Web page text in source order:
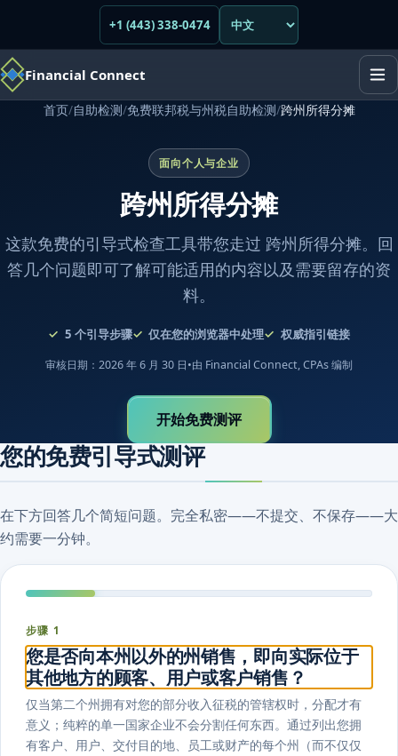
+1 (443) 338-0474
Financial Connect
首页/自助检测/免费联邦税与州税自助检测/跨州所得分摊
面向个人与企业
跨州所得分摊
这款免费的引导式检查工具带您走过 跨州所得分摊。回
答几个问题即可了解可能适用的内容以及需要留存的资
料。
5 个引导步骤 仅在您的浏览器中处理 权威指引链接
审核日期：2026 年 6 月 30 日•由 Financial Connect, CPAs 编制
开始免费测评
您的免费引导式测评
在下方回答几个简短问题。完全私密——不提交、不保存——大
约需要一分钟。
步骤 1
您是否向本州以外的州销售，即向实际位于
其他地方的顾客、用户或客户销售？
仅当第二个州拥有对您的部分收入征税的管辖权时，分配才有
意义；纯粹的单一国家企业不会分割任何东西。通过列出您拥
有客户、用户、交付目的地、员工或财产的每个州（而不仅仅